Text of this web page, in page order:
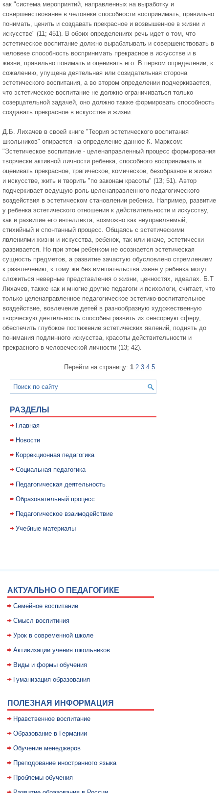
как "система мероприятий, направленных на выработку и
совершенствование в человеке способности воспринимать, правильно
понимать, ценить и создавать прекрасное и возвышенное в жизни и
искусстве" (11; 451). В обоих определениях речь идет о том, что
эстетическое воспитание должно вырабатывать и совершенствовать в
человеке способность воспринимать прекрасное в искусстве и в
жизни, правильно понимать и оценивать его. В первом определении, к
сожалению, упущена деятельная или созидательная сторона
эстетического воспитания, а во втором определении подчеркивается,
что эстетическое воспитание не должно ограничиваться только
созерцательной задачей, оно должно также формировать способность
создавать прекрасное в искусстве и жизни.
Д.Б. Лихачев в своей книге "Теория эстетического воспитания
школьников" опирается на определение данное К. Марксом:
"Эстетическое воспитание - целенаправленный процесс формирования
творчески активной личности ребенка, способного воспринимать и
оценивать прекрасное, трагическое, комическое, безобразное в жизни
и искусстве, жить и творить "по законам красоты" (13; 51). Автор
подчеркивает ведущую роль целенаправленного педагогического
воздействия в эстетическом становлении ребенка. Например, развитие
у ребенка эстетического отношения к действительности и искусству,
как и развитие его интеллекта, возможно как неуправляемый,
стихийный и спонтанный процесс. Общаясь с эстетическими
явлениями жизни и искусства, ребенок, так или иначе, эстетически
развивается. Но при этом ребенком не осознается эстетическая
сущность предметов, а развитие зачастую обусловлено стремлением
к развлечению, к тому же без вмешательства извне у ребенка могут
сложиться неверные представления о жизни, ценностях, идеалах. Б.Т
Лихачев, также как и многие другие педагоги и психологи, считает, что
только целенаправленное педагогическое эстетико-воспитательное
воздействие, вовлечение детей в разнообразную художественную
творческую деятельность способны развить их сенсорную сферу,
обеспечить глубокое постижение эстетических явлений, поднять до
понимания подлинного искусства, красоты действительности и
прекрасного в человеческой личности (13; 42).
Перейти на страницу: 1 2 3 4 5
РАЗДЕЛЫ
Главная
Новости
Коррекционная педагогика
Социальная педагогика
Педагогическая деятельность
Образовательный процесс
Педагогическое взаимодействие
Учебные материалы
АКТУАЛЬНО О ПЕДАГОГИКЕ
Семейное воспитание
Смысл воспитиния
Уpок в совpеменной школе
Активизации учения школьников
Виды и формы обучения
Гуманизация образования
ПОЛЕЗНАЯ ИНФОРМАЦИЯ
Нравственное воспитание
Образование в Германии
Обучение менеджеров
Преподование иностранного языка
Проблемы обучения